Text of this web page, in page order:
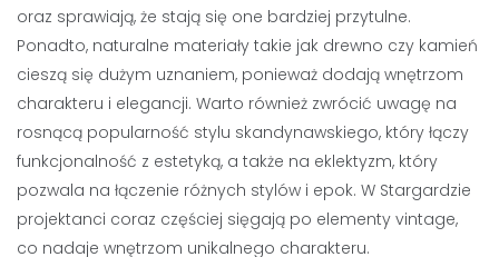
oraz sprawiają, że stają się one bardziej przytulne.
Ponadto, naturalne materiały takie jak drewno czy kamień
cieszą się dużym uznaniem, ponieważ dodają wnętrzom
charakteru i elegancji. Warto również zwrócić uwagę na
rosnącą popularność stylu skandynawskiego, który łączy
funkcjonalność z estetyką, a także na eklektyzm, który
pozwala na łączenie różnych stylów i epok. W Stargardzie
projektanci coraz częściej sięgają po elementy vintage,
co nadaje wnętrzom unikalnego charakteru.